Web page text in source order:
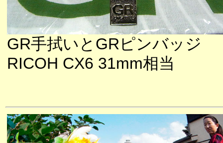
GR手拭いとGRピンバッジ
RICOH CX6 31mm相当